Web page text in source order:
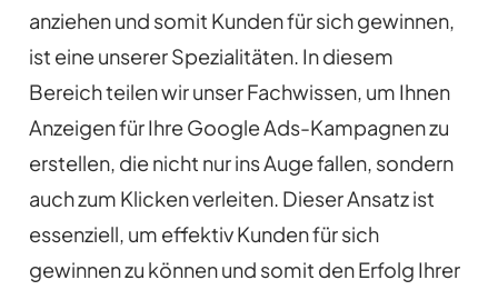
anziehen und somit Kunden für sich gewinnen,
ist eine unserer Spezialitäten. In diesem
Bereich teilen wir unser Fachwissen, um Ihnen
Anzeigen für Ihre Google Ads-Kampagnen zu
erstellen, die nicht nur ins Auge fallen, sondern
auch zum Klicken verleiten. Dieser Ansatz ist
essenziell, um effektiv Kunden für sich
gewinnen zu können und somit den Erfolg Ihrer